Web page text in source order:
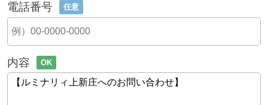
電話番号 任意
内容 OK